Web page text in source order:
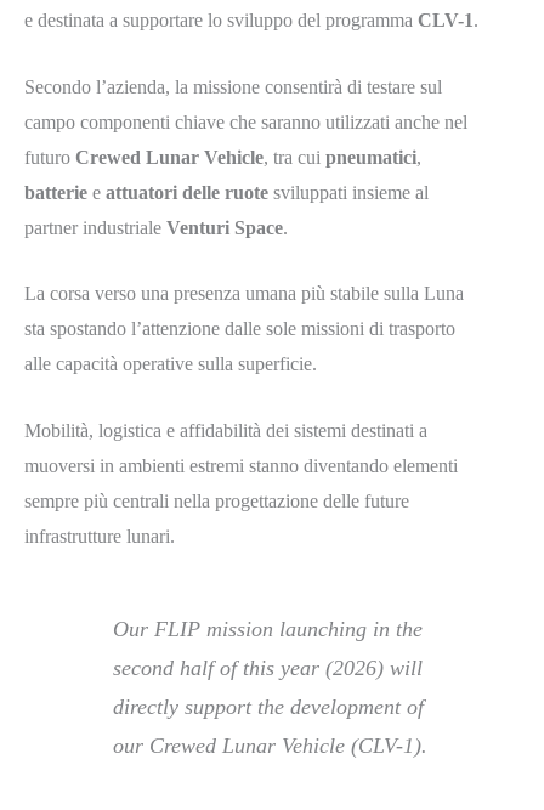
e destinata a supportare lo sviluppo del programma CLV-1.
Secondo l’azienda, la missione consentirà di testare sul
campo componenti chiave che saranno utilizzati anche nel
futuro Crewed Lunar Vehicle, tra cui pneumatici,
batterie e attuatori delle ruote sviluppati insieme al
partner industriale Venturi Space.
La corsa verso una presenza umana più stabile sulla Luna
sta spostando l’attenzione dalle sole missioni di trasporto
alle capacità operative sulla superficie.
Mobilità, logistica e affidabilità dei sistemi destinati a
muoversi in ambienti estremi stanno diventando elementi
sempre più centrali nella progettazione delle future
infrastrutture lunari.
Our FLIP mission launching in the
second half of this year (2026) will
directly support the development of
our Crewed Lunar Vehicle (CLV-1).